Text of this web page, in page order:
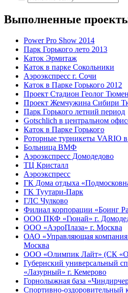
Выполненные
Power Pro Show 2014
Парк Горького лето 2013
Каток Эрмитаж
Каток в парке Сокольники
Аэроэкспресс г. Сочи
Каток в Парке Горького 2012
Проект Стадион Геолог
Проект Жемчужина Сибири
Парк Горького летний период
Gotschlich в центральном
Каток в Парке Горького
Роторные турникеты VARIO
Больница ВМФ
Аэроэкспресс Домодедово
ТЦ Кристалл
Аэроэкспресс
ГК Дома отдыха
ГK Туутари-Парк
ГЛС Чулково
Филиал корпорации «Боинг
ООО ПКФ «Гюнай» г.
ООО «АэроПлаза» г. Москва
ОАО «Управляющая
Москва
ООО «Олимпик Лайт» (СК
Губернский универсальный
«Лазурный» г. Кемерово
Горнолыжная база
Спортивно-оздоровительный